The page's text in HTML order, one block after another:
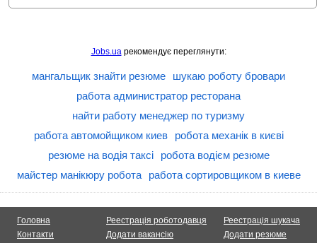
Jobs.uaрекомендує переглянути:
мангальщик знайти резюме
шукаю роботу бровари
работа администратор ресторана
найти работу менеджер по туризму
работа автомойщиком киев
робота механік в києві
резюме на водія таксі
робота водієм резюме
майстер манікюру робота
работа сортировщиком в киеве
Головна
Контакти
Реестрація роботодавця
Додати вакансію
Реестрація шукача
Додати резюме